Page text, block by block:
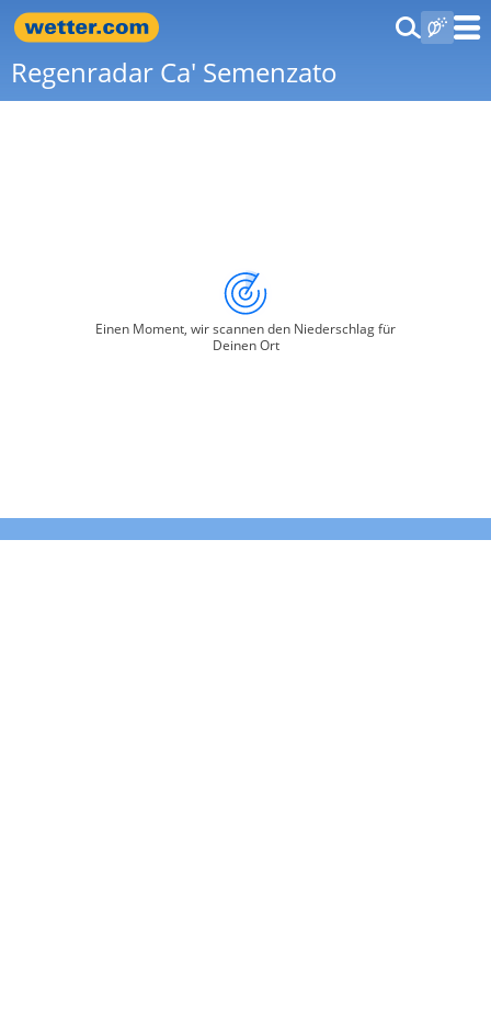
Regenradar Ca' Semenzato
Einen Moment, wir scannen den Niederschlag für
Deinen Ort